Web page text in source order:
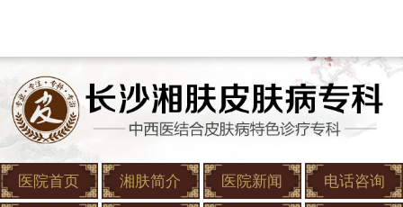
医院首页 湘肤简介 医院新闻 电话咨询